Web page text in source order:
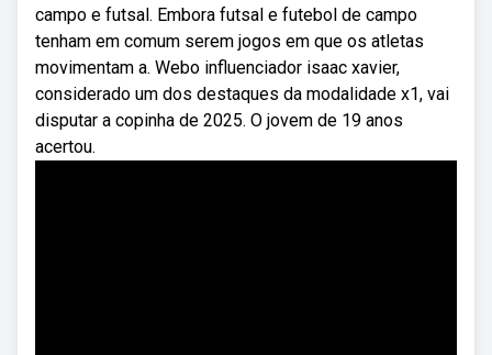
campo e futsal. Embora futsal e futebol de campo
tenham em comum serem jogos em que os atletas
movimentam a. Webo influenciador isaac xavier,
considerado um dos destaques da modalidade x1, vai
disputar a copinha de 2025. O jovem de 19 anos
acertou.